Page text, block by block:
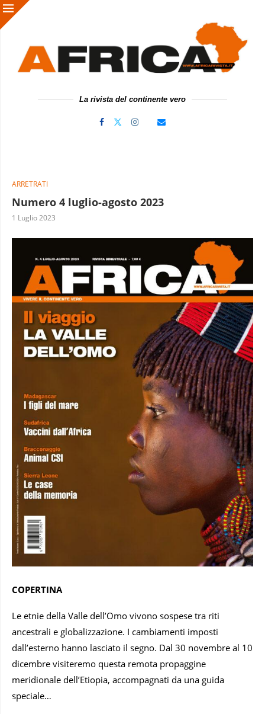
La rivista del continente vero
ARRETRATI
Numero 4 luglio-agosto 2023
1 Luglio 2023
COPERTINA
Le etnie della Valle dell’Omo vivono sospese tra riti
ancestrali e globalizzazione. I cambiamenti imposti
dall’esterno hanno lasciato il segno. Dal 30 novembre al 10
dicembre visiteremo questa remota propaggine
meridionale dell’Etiopia, accompagnati da una guida
speciale…